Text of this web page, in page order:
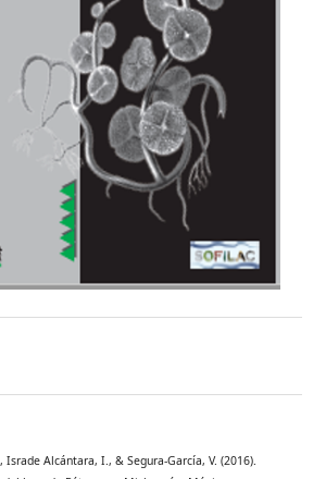
Israde Alcántara, I., & Segura-García, V. (2016).